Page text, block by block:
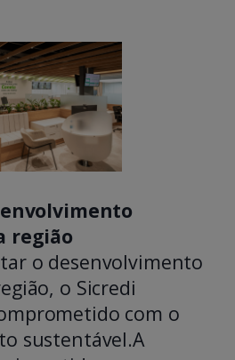
região
o desenvolvimento
o Sicredi
com o
sustentável.A